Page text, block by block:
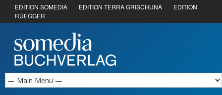
EDITION SOMEDIA EDITION TERRA GRISCHUNA
EDITION
RÜEGGER